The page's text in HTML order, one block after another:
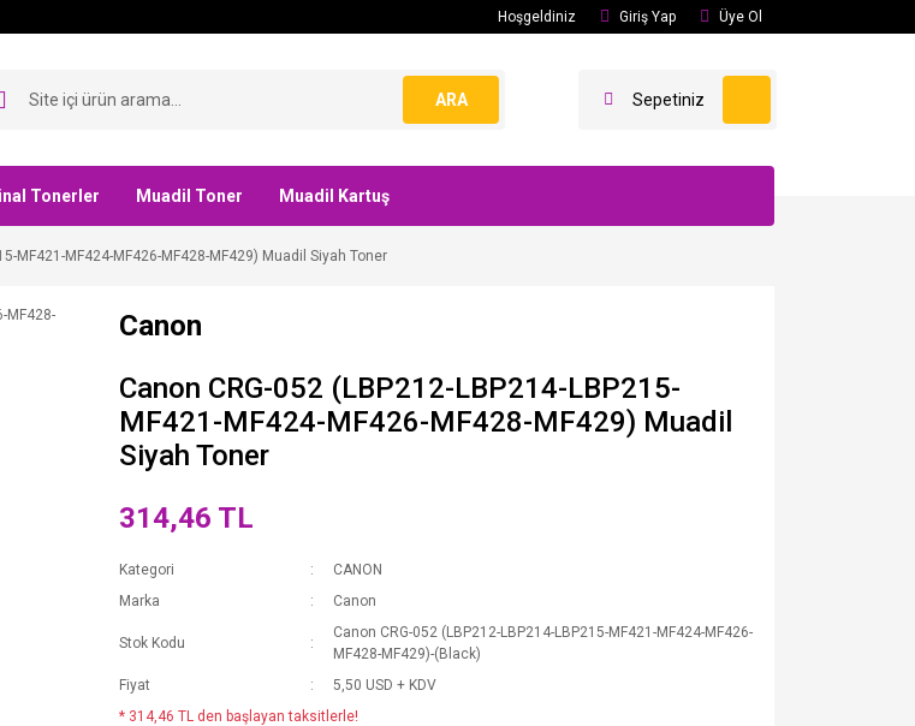
Hoşgeldiniz Giriş Yap Üye Ol
ARA Sepetiniz
Tonerler Muadil Toner Muadil Kartuş
MF421-MF424-MF426-MF428-MF429) Muadil Siyah Toner
Canon
Canon CRG-052 (LBP212-LBP214-LBP215-
MF421-MF424-MF426-MF428-MF429) Muadil
Siyah Toner
314,46 TL
Kategori
CANON
Marka
Canon
Stok Kodu
Canon CRG-052 (LBP212-LBP214-LBP215-MF421-MF424-MF426-
MF428-MF429)-(Black)
Fiyat
5,50 USD + KDV
* 314,46 TL den başlayan taksitlerle!